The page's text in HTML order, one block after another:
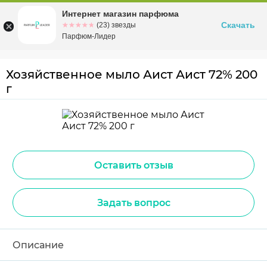
Омскул. Заозерная, 11, к. 1
Хозяйственное мыло Аист Аист 72% 200
г
Оставить отзыв
Задать вопрос
Описание
Интернет магазин парфюма
☆☆☆☆☆
★★★★★ (23) звезды
Парфюм-Лидер
Скачать